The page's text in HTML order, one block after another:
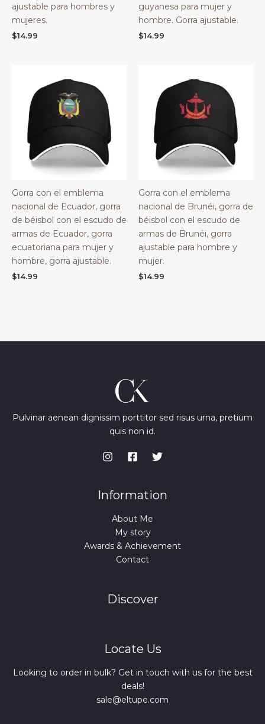
ajustable para hombres y
mujeres.
$14.99
guyanesa para mujer y
hombre. Gorra ajustable.
$14.99
Gorra con el emblema
nacional de Ecuador, gorra
de béisbol con el escudo de
armas de Ecuador, gorra
ecuatoriana para mujer y
hombre, gorra ajustable.
$14.99
Gorra con el emblema
nacional de Brunéi, gorra de
béisbol con el escudo de
armas de Brunéi, gorra
ajustable para hombre y
mujer.
$14.99
Pulvinar aenean dignissim porttitor sed risus urna, pretium
quis non id.
Information
About Me
My story
Awards & Achievement
Contact
Discover
Locate Us
Looking to order in bulk? Get in touch with us for the best
deals!
sale@eltupe.com